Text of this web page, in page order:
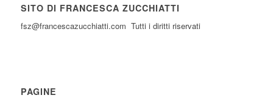
SITO DI FRANCESCA ZUCCHIATTI
fsz@francescazucchiatti.com Tutti i diritti riservati
PAGINE